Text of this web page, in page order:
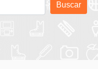
Buscar